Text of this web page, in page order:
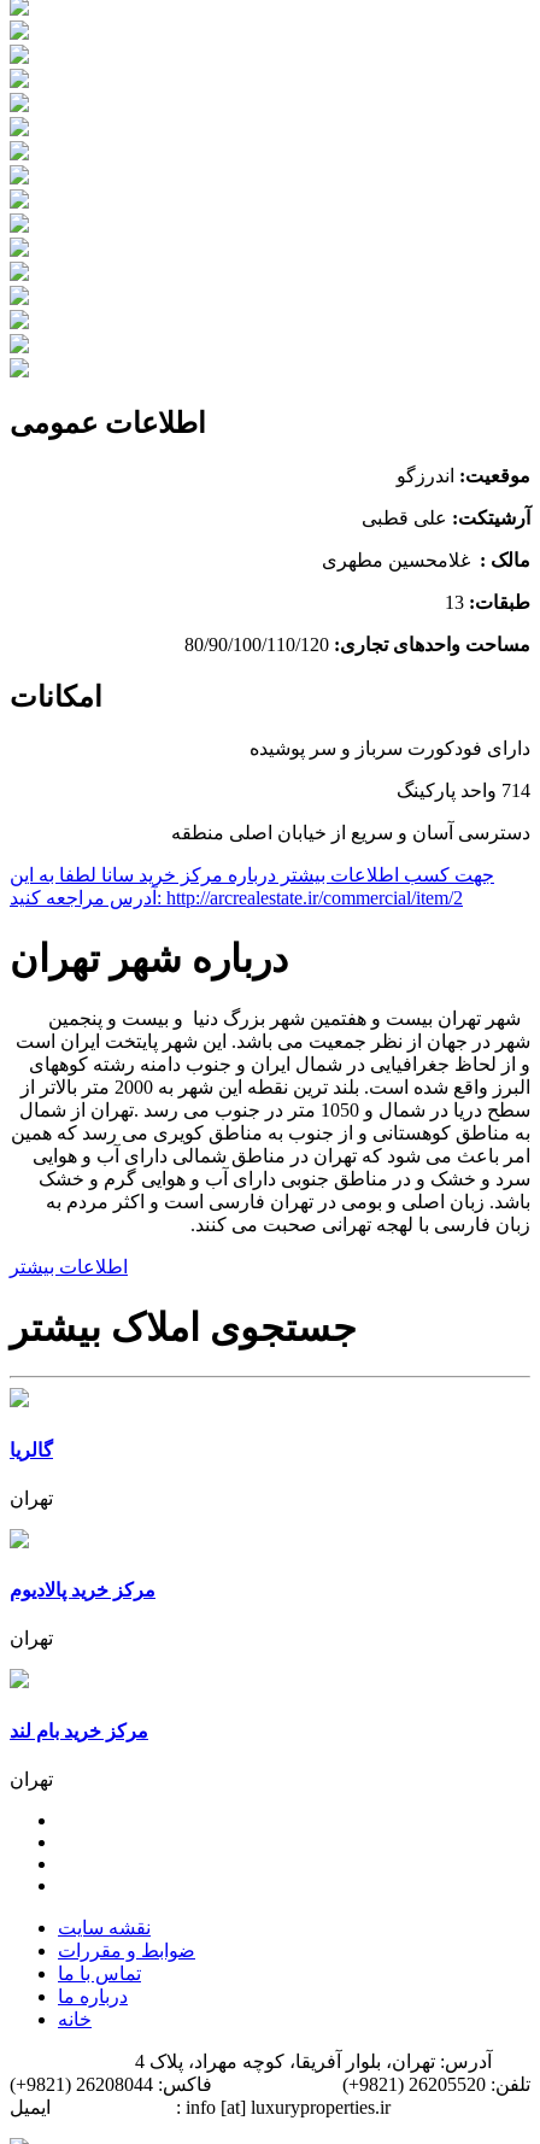
اطلاعات عمومی
موقعیت: اندرزگو
آرشیتکت: علی قطبی
مالک : غلامحسین مطهری
طبقات:
مساحت واحدهای تجاری:
امکانات
دارای فودکورت سرباز و سر پوشیده
714 واحد پارکینگ
دسترسی آسان و سریع از خیابان اصلی منطقه
مرکز خرید سانا
×
+
−
جهت کسب اطلاعات بیشتر درباره مرکز خرید سانا لطفا به این
آدرس مراجعه کنید: http://arcrealestate.ir/commercial/item/2
درباره شهر تهران
شهر تهران بیست و هفتمین شهر بزرگ دنیا و بیست و پنجمین
شهر در جهان از نظر جمعیت می باشد. این شهر پایتخت ایران است
و از لحاظ جغرافیایی در شمال ایران و جنوب دامنه رشته کوههای
البرز واقع شده است. بلند ترین نقطه این شهر به 2000 متر بالاتر از
سطح دریا در شمال و 1050 متر در جنوب می رسد .تهران از شمال
به مناطق کوهستانی و از جنوب به مناطق کویری می رسد که همین
امر باعث می شود که تهران در مناطق شمالی دارای آب و هوایی
سرد و خشک و در مناطق جنوبی دارای آب و هوایی گرم و خشک
باشد. زبان اصلی و بومی در تهران فارسی است و اکثر مردم به
زبان فارسی با لهجه تهرانی صحبت می کنند.
اطلاعات بیشتر
جستجوی املاک بیشتر
گالریا
تهران
مرکز خرید پالادیوم
تهران
مرکز خرید بام لند
تهران
نقشه سایت
ضوابط و مقررات
تماس با ما
درباره ما
خانه
آدرس: تهران، بلوار آفریقا، کوچه مهراد، پلاک 4
تلفن: 26205520 (9821+)
فاکس: 26208044 (9821+)
ایمیل: info [at] luxuryproperties.ir